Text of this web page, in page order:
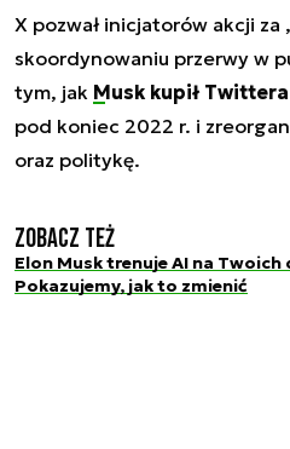
X pozwał inicjatorów akcji za
skoordynowaniu przerwy w
tym, jak Musk kupił Twittera
pod koniec 2022 r. i
oraz politykę.
Zobacz też
Elon Musk trenuje AI na Twoich
Pokazujemy, jak to zmienić